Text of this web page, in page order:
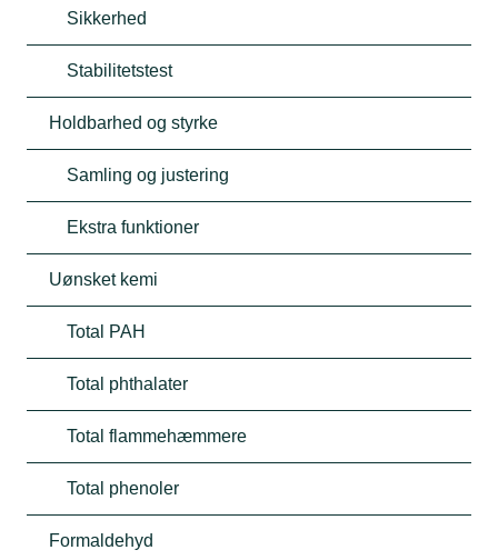
Sikkerhed
Stabilitetstest
Holdbarhed og styrke
Samling og justering
Ekstra funktioner
Uønsket kemi
Total PAH
Total phthalater
Total flammehæmmere
Total phenoler
Formaldehyd